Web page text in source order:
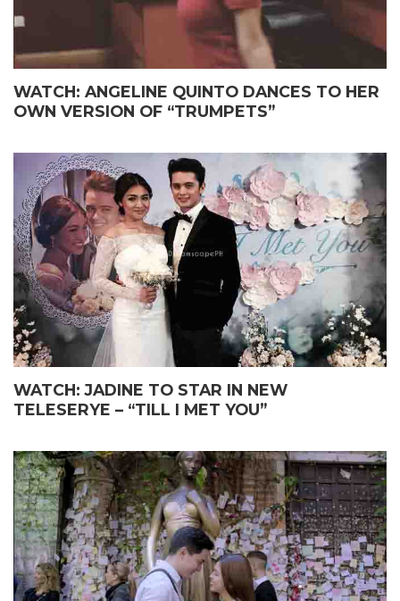
WATCH: ANGELINE QUINTO DANCES TO HER
OWN VERSION OF “TRUMPETS”
WATCH: JADINE TO STAR IN NEW
TELESERYE – “TILL I MET YOU”